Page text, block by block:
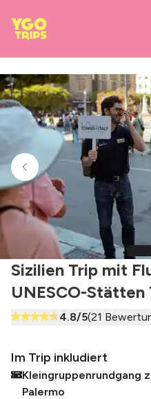
Sizilien Trip mit
UNESCO-Stätten
4.8/5(21
Im Trip inkludiert
Kleingruppenrundgang
Palermo